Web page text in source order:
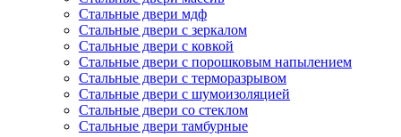
Стальные двери мдф
Стальные двери с зеркалом
Стальные двери с ковкой
Стальные двери с порошковым напылением
Стальные двери с терморазрывом
Стальные двери с шумоизоляцией
Стальные двери со стеклом
Стальные двери тамбурные